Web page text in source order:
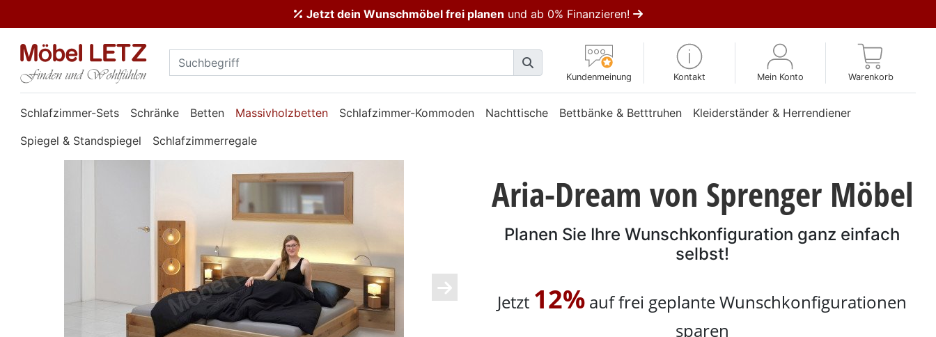
Jetzt dein Wunschmöbel frei planen und ab 0% Finanzieren!
Kundenmeinung Kontakt Mein Konto Warenkorb
Schlafzimmer-Sets Schränke Betten Massivholzbetten Schlafzimmer-Kommoden Nachttische Bettbänke & Betttruhen
Kleiderständer & Herrendiener
Spiegel & Standspiegel
Schlafzimmerregale
Aria-Dream von Sprenger Möbel
Planen Sie Ihre Wunschkonfiguration ganz einfach
selbst!
Jetzt 12% auf frei geplante Wunschkonfigurationen
sparen
Kundenmeinungen
Schnell
Konfigurator